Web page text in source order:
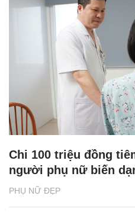
PHỤ NỮ ĐẸP
Chi 100 triệu đồng
người phụ nữ biến